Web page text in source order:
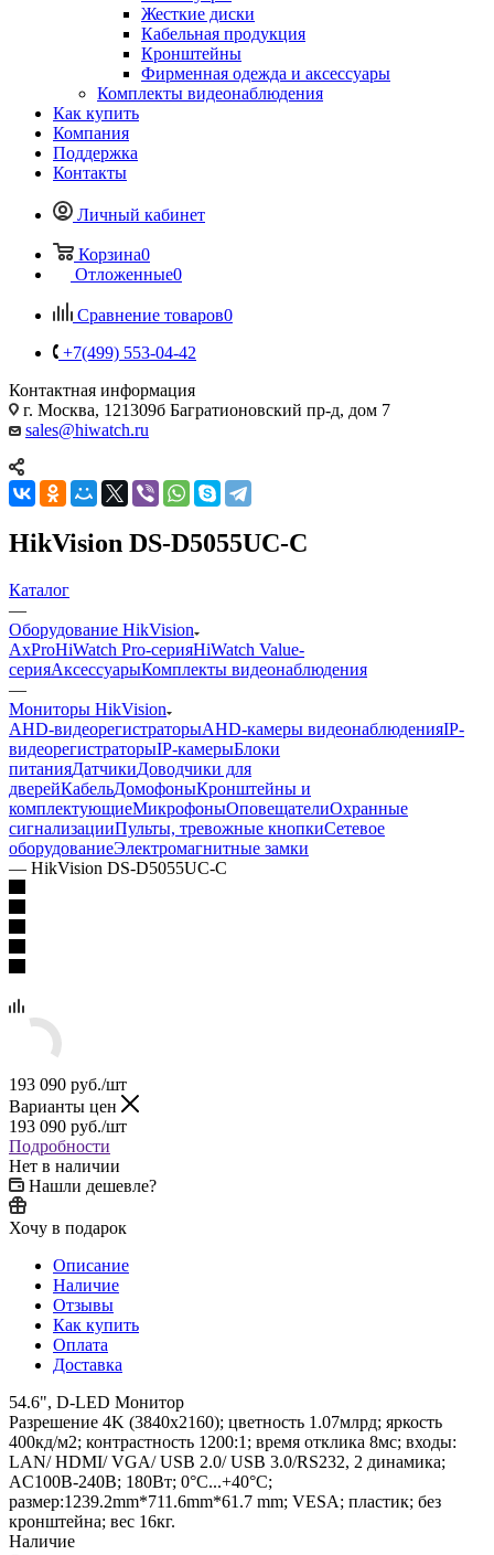
Жесткие диски
Кабельная продукция
Кронштейны
Фирменная одежда и аксессуары
Комплекты видеонаблюдения
Как купить
Компания
Поддержка
Контакты
Личный кабинет
Корзина0
Отложенные0
Сравнение товаров0
+7(499) 553-04-42
Контактная информация
г. Москва, 121309б Багратионовский пр-д, дом 7
sales@hiwatch.ru
HikVision DS-D5055UC-C
Каталог
—
Оборудование HikVision
AxProHiWatch Pro-серияHiWatch Value-
серияАксессуарыКомплекты видеонаблюдения
—
Мониторы HikVision
AHD-видеорегистраторыAHD-камеры видеонаблюденияIP-
видеорегистраторыIP-камерыБлоки
питанияДатчикиДоводчики для
дверейКабельДомофоныКронштейны и
комплектующиеМикрофоныОповещателиОхранные
сигнализацииПульты, тревожные кнопкиСетевое
оборудованиеЭлектромагнитные замки
— HikVision DS-D5055UC-C
193 090 руб./шт
Варианты цен
193 090 руб./шт
Подробности
Нет в наличии
Нашли дешевле?
Хочу в подарок
Описание
Наличие
Отзывы
Как купить
Оплата
Доставка
54.6", D-LED Монитор
Разрешение 4K (3840х2160); цветность 1.07млрд; яркость
400кд/м2; контрастность 1200:1; время отклика 8мс; входы:
LAN/ HDMI/ VGA/ USB 2.0/ USB 3.0/RS232, 2 динамика;
AC100В-240В; 180Вт; 0°C...+40°C;
размер:1239.2mm*711.6mm*61.7 mm; VESA; пластик; без
кронштейна; вес 16кг.
Наличие